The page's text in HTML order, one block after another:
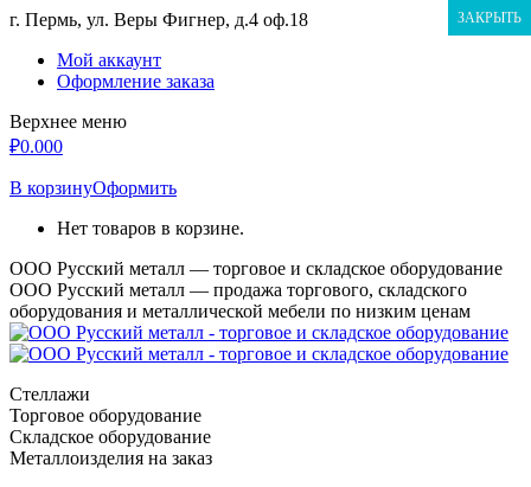
Перейти
содержанию
г. Пермь, ул. Веры Фигнер, д.4 оф.18
Мой аккаунт
Оформление заказа
Верхнее меню
₽0.000
В корзинуОформить
Нет товаров в корзине.
ООО Русский металл — торговое и складское оборудование
ООО Русский металл — продажа торгового, складского
оборудования и металлической мебели по низким ценам
Стеллажи
Торговое оборудование
Складское оборудование
Металлоизделия на заказ
ЗАКРЫТЬ